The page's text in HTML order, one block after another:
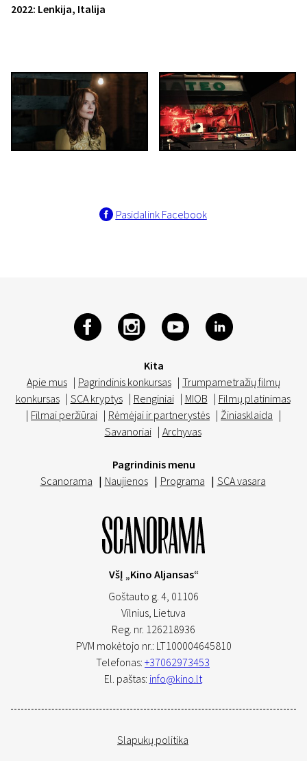
2022: Lenkija, Italija
Pasidalink Facebook
Kita
Apie mus | Pagrindinis konkursas | Trumpametražių filmų
konkursas | SCA kryptys | Renginiai | MIOB | Filmų platinimas
| Filmai peržiūrai | Rėmėjai ir partnerystės | Žiniasklaida |
Savanoriai | Archyvas
Pagrindinis menu
Scanorama | Naujienos | Programa | SCA vasara
VšĮ „Kino Aljansas“
Goštauto g. 4, 01106
Vilnius, Lietuva
Reg. nr. 126218936
PVM mokėtojo nr.: LT100004645810
Telefonas: +37062973453
El. paštas: info@kino.lt
Slapukų politika